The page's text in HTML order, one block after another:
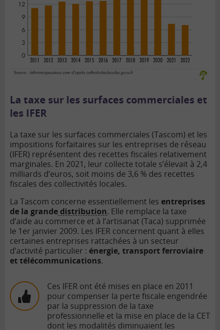
La taxe sur les surfaces commerciales et
les IFER
La taxe sur les surfaces commerciales (Tascom) et les
impositions forfaitaires sur les entreprises de réseau
(IFER) représentent des recettes fiscales relativement
marginales. En 2021, leur collecte totale s’élevait à 2,4
milliards d’euros, soit moins de 3,6 % des recettes
fiscales des collectivités locales.
La Tascom concerne essentiellement les entreprises
de la grande distribution. Elle remplace la taxe
d’aide au commerce et à l’artisanat (Taca) supprimée
le 1er janvier 2009. Les IFER concernent quant à elles
certaines entreprises rattachées à un secteur
d’activité particulier : énergie, transport ferroviaire
et télécommunications.
Ces IFER ont été mises en place en 2011
pour compenser la perte fiscale engendrée
par la suppression de la taxe
professionnelle et la mise en place de la CET
dont les modalités diminuaient les